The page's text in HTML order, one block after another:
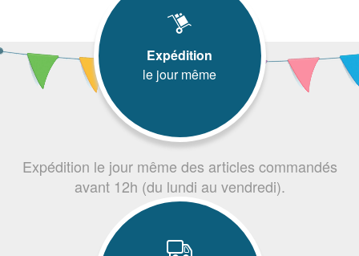
Expédition
le jour même
Expédition le jour même des articles commandés
avant 12h (du lundi au vendredi).